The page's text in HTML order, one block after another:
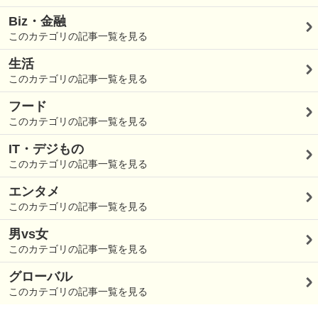
Biz・金融
このカテゴリの記事一覧を見る
生活
このカテゴリの記事一覧を見る
フード
このカテゴリの記事一覧を見る
IT・デジもの
このカテゴリの記事一覧を見る
エンタメ
このカテゴリの記事一覧を見る
男vs女
このカテゴリの記事一覧を見る
グローバル
このカテゴリの記事一覧を見る